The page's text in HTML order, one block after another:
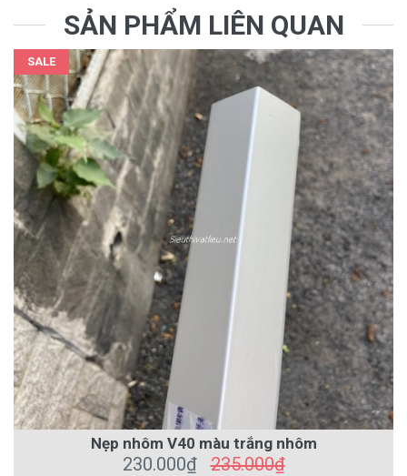
SẢN PHẨM LIÊN QUAN
SALE
Nẹp nhôm V40 màu trắng nhôm
230.000₫235.000₫